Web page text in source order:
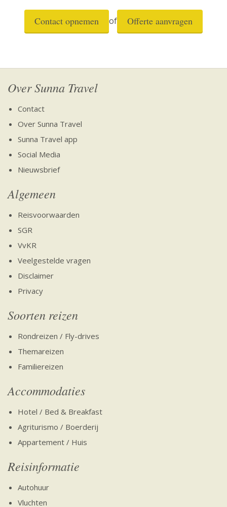
Contact opnemen of Offerte aanvragen
Over Sunna Travel
Contact
Over Sunna Travel
Sunna Travel app
Social Media
Nieuwsbrief
Algemeen
Reisvoorwaarden
SGR
VvKR
Veelgestelde vragen
Disclaimer
Privacy
Soorten reizen
Rondreizen / Fly-drives
Themareizen
Familiereizen
Accommodaties
Hotel / Bed & Breakfast
Agriturismo / Boerderij
Appartement / Huis
Reisinformatie
Autohuur
Vluchten